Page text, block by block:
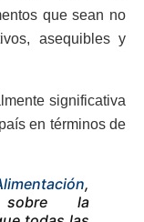
que sean no
asequibles y
significativa
en términos de
,
sobre la